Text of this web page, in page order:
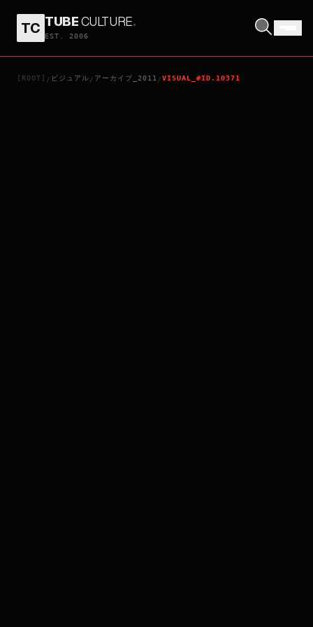
TC TUBECULTURE.
EST. 2006
[ROOT] / ビジュアル / アーカイブ_2011 /VISUAL_#ID.10371
EL BULLI: COOKING IN PROGRESS